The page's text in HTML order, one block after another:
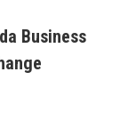
Business